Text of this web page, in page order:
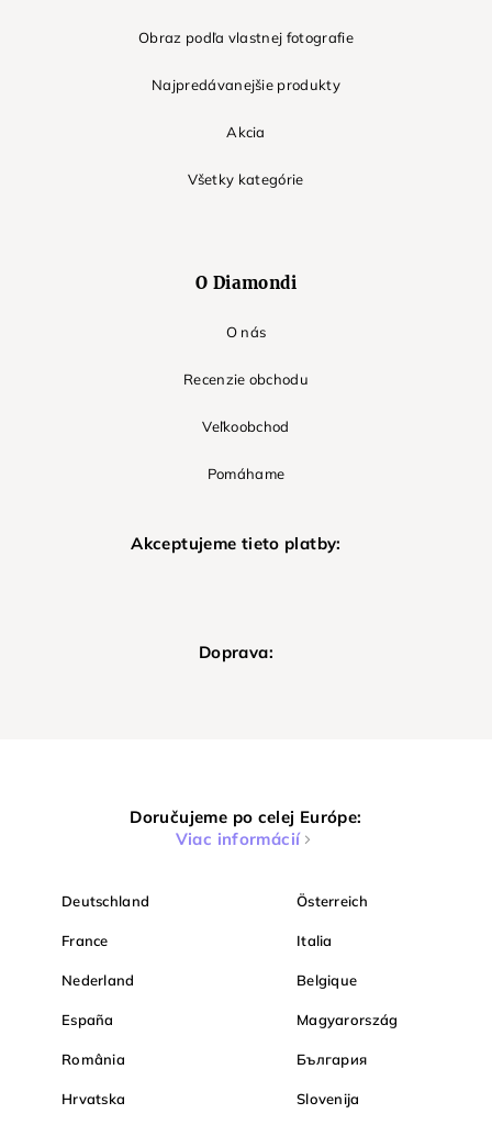
Obraz podľa vlastnej fotografie
Najpredávanejšie produkty
Akcia
Všetky kategórie
O Diamondi
O nás
Recenzie obchodu
Veľkoobchod
Pomáhame
Akceptujeme tieto platby:
Doprava:
Doručujeme po celej Európe:
Viac informácií
Deutschland Österreich
France Italia
Nederland Belgique
España Magyarország
România България
Hrvatska Slovenija